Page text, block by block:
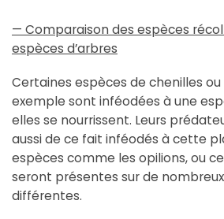
— Comparaison des espèces
espèces d’arbres
Certaines espèces de chenilles
exemple sont inféodées à une
elles se nourrissent. Leurs
aussi de ce fait inféodés à cette
espèces comme les opilions, ou
seront présentes sur de
différentes.